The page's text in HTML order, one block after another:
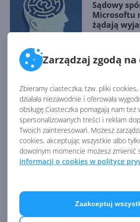
Zarządzaj zgodą na
Zbieramy ciasteczka, tzw. pliki
działała niezawodnie i oferowała
obsługę.Ciasteczka pomagają nam też
spersonalizowanych treści i reklam
Twoich zainteresowań. Możesz
cookies, akceptując wszystkie albo
dowolnym momencie możesz zmienić
informacji o cookies w polityce
Zaakceptuj
Sądowy
Microsoftu
żądają
Na czym
za FY25 Q1
Satya
podwyżkę
Topowy
opuszcza